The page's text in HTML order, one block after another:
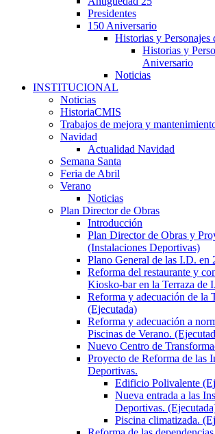
Presidentes
150 Aniversario
Historias y
Historias y
Aniversario
Noticias
INSTITUCIONAL
Noticias
HistoriaCMIS
Trabajos de mejora y
Navidad
Actualidad Navidad
Semana Santa
Feria de Abril
Verano
Noticias
Plan Director de Obras
Introducción
Plan Director de Obras y
(Instalaciones Deportivas)
Plano General de las I.D. en
Reforma del restaurante y
Kiosko-bar en la Terraza de
Reforma y adecuación de la
(Ejecutada)
Reforma y adecuación a
Piscinas de Verano.
Nuevo Centro de
Proyecto de Reforma de las
Deportivas.
Edificio Polivalente
Nueva entrada a las
Deportivas.
Piscina climatizada.